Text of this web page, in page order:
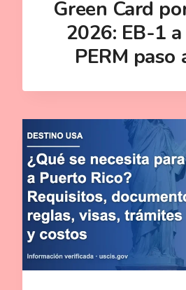
Green Card
2026: EB-1
PERM paso